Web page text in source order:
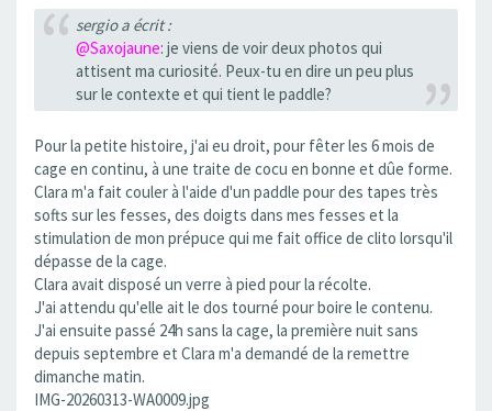
sergio a écrit :
@Saxojaune: je viens de voir deux photos qui
attisent ma curiosité. Peux-tu en dire un peu plus
sur le contexte et qui tient le paddle?
Pour la petite histoire, j'ai eu droit, pour fêter les 6 mois de
cage en continu, à une traite de cocu en bonne et dûe forme.
Clara m'a fait couler à l'aide d'un paddle pour des tapes très
softs sur les fesses, des doigts dans mes fesses et la
stimulation de mon prépuce qui me fait office de clito lorsqu'il
dépasse de la cage.
Clara avait disposé un verre à pied pour la récolte.
J'ai attendu qu'elle ait le dos tourné pour boire le contenu.
J'ai ensuite passé 24h sans la cage, la première nuit sans
depuis septembre et Clara m'a demandé de la remettre
dimanche matin.
IMG-20260313-WA0009.jpg